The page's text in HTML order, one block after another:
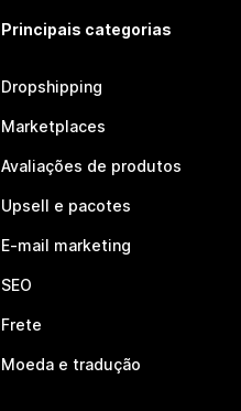
Principais categorias
Dropshipping
Marketplaces
Avaliações de produtos
Upsell e pacotes
E-mail marketing
SEO
Frete
Moeda e tradução